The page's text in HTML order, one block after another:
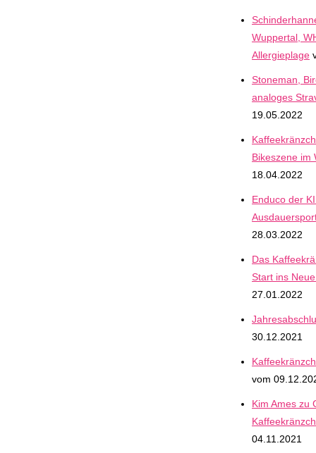
Wuppertal,
Allergieplage
Stoneman,
analoges
19.05.2022
Bikeszene im
18.04.2022
Enduco der
28.03.2022
Das
Start ins
27.01.2022
30.12.2021
vom
Kim Ames zu
04.11.2021